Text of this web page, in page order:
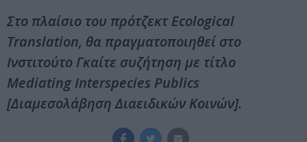
Στο πλαίσιο του πρότζεκτ Ecological
Translation, θα πραγματοποιηθεί στο
Ινστιτούτο Γκαίτε συζήτηση με τίτλο
Mediating Ιnterspecies Ρublics
[Διαμεσολάβηση Διαειδικών Κοινών].